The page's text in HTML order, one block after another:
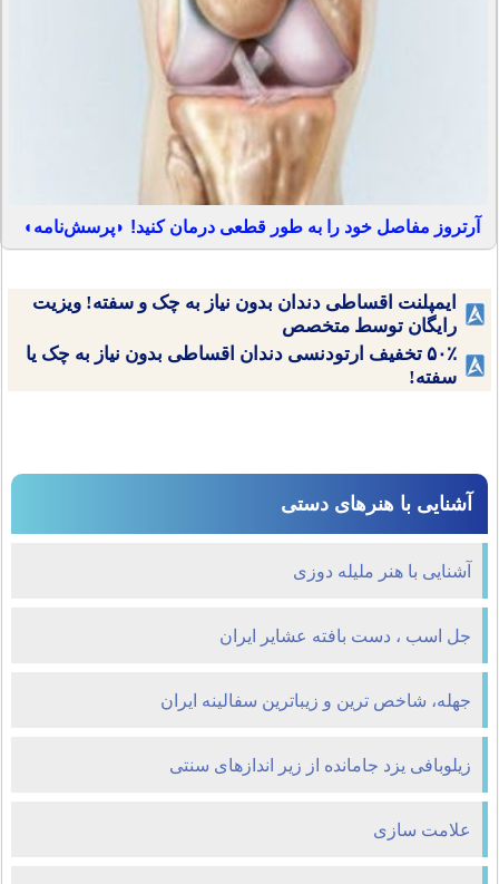
آرتروز مفاصل خود را به طور قطعی درمان کنید! ◗پرسش‌نامه◖
ایمپلنت اقساطی دندان بدون نیاز به چک و سفته! ویزیت
رایگان توسط متخصص
۵۰٪ تخفیف ارتودنسی دندان اقساطی بدون نیاز به چک یا
سفته!
آشنایی با هنرهای دستی
آشنایی با هنر ملیله دوزی
جل اسب ، دست بافته عشایر ایران
جهله، شاخص ترین و زیباترین سفالینه ایران
زیلوبافی یزد جامانده از زیر اندازهای سنتی
علامت سازی